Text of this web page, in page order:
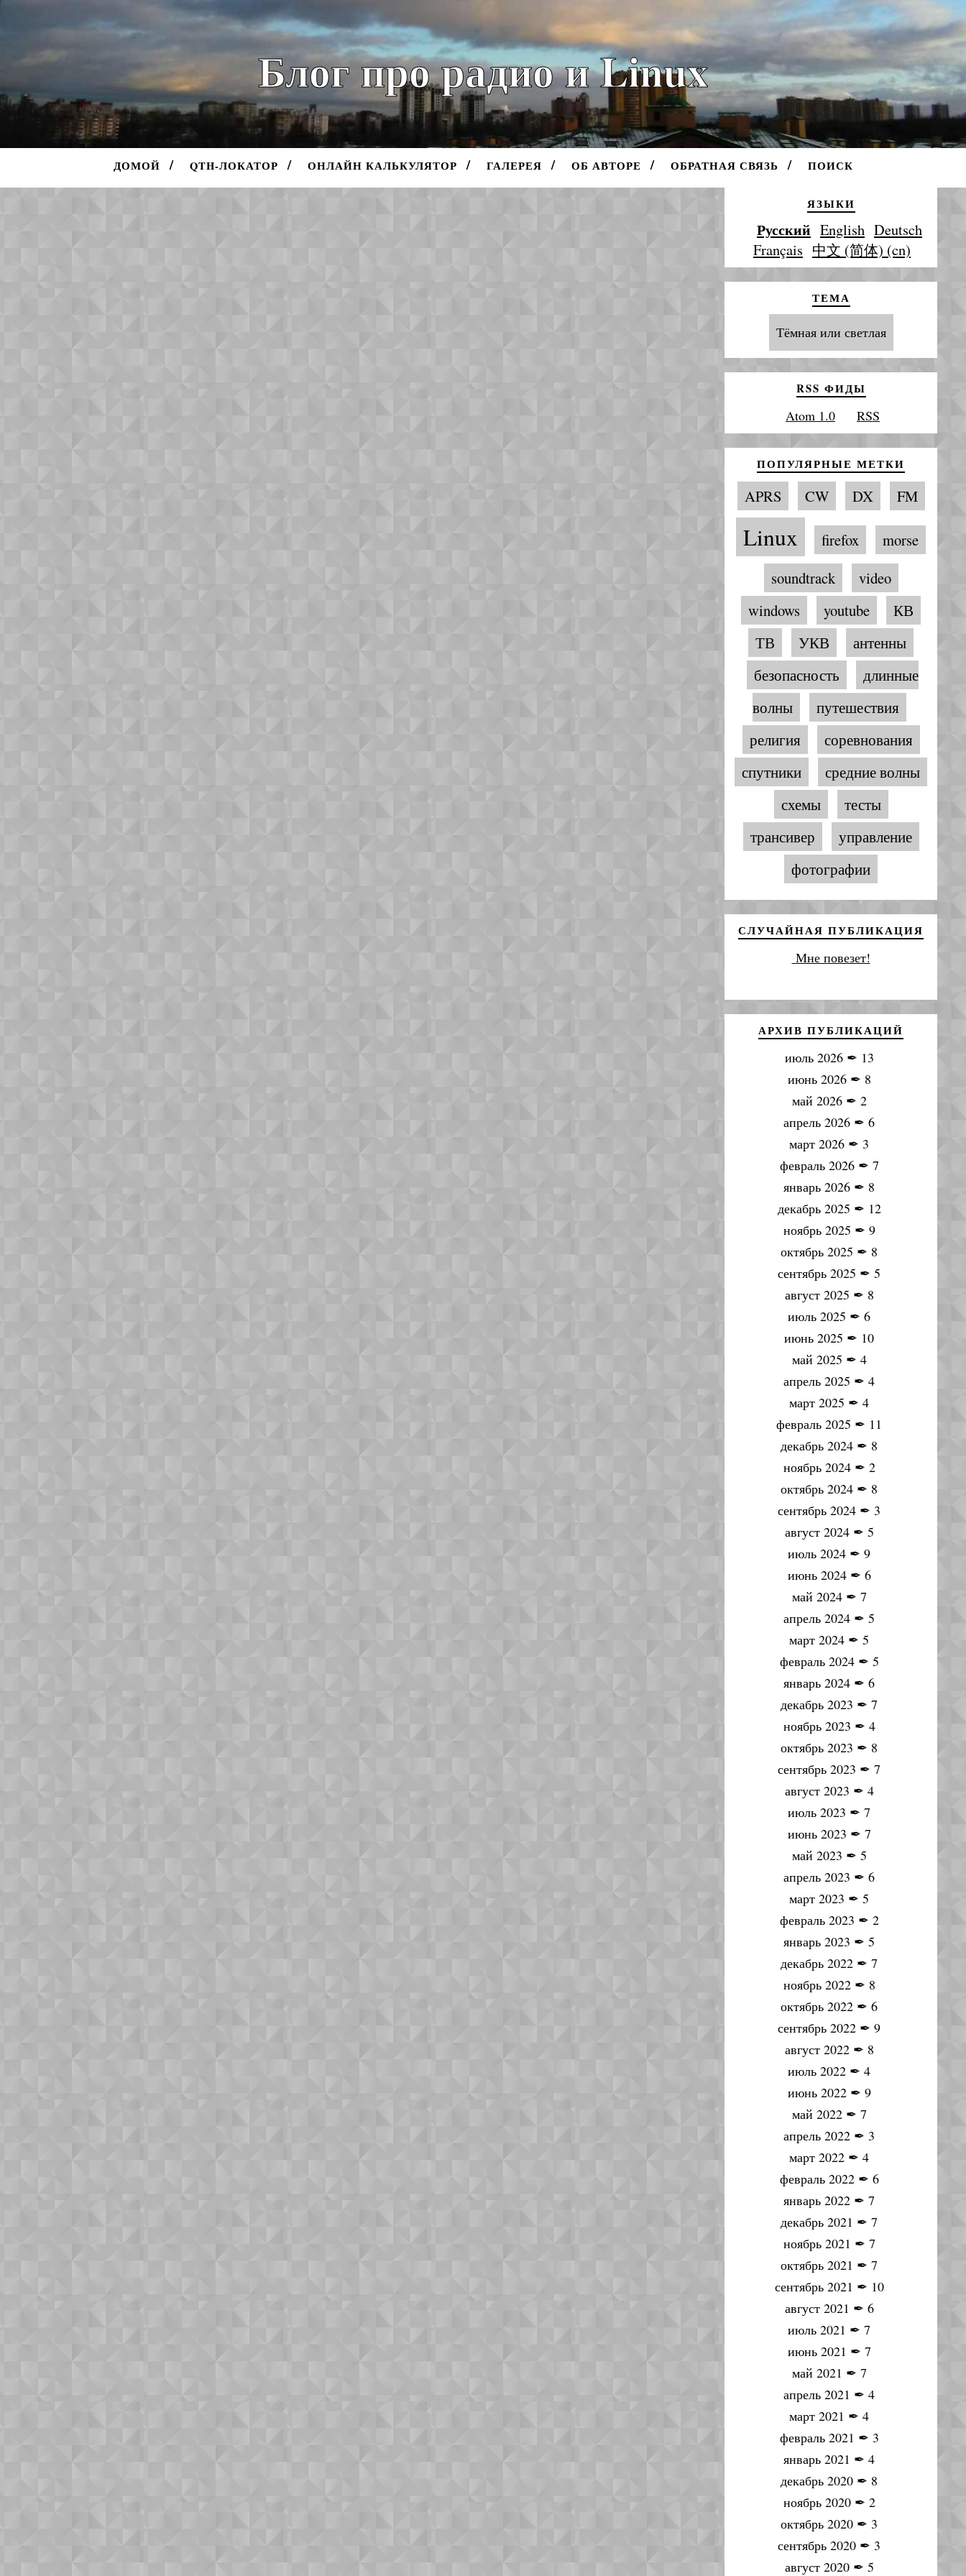
Блог про радио и Linux
ДОМОЙ QTH-ЛОКАТОР ОНЛАЙН КАЛЬКУЛЯТОР ГАЛЕРЕЯ ОБ АВТОРЕ ОБРАТНАЯ СВЯЗЬ ПОИСК
ЯЗЫКИ
Русский English Deutsch
Français 中文 (简体) (cn)
ТЕМА
Тёмная или светлая
RSS ФИДЫ
Atom 1.0 RSS
ПОПУЛЯРНЫЕ МЕТКИ
APRS CW DX FM
Linux firefox
morse
soundtrack
video
windows
youtube
КВ
ТВ
УКВ
антенны
безопасность
длинные
волны
путешествия
религия
соревнования
спутники
средние волны
схемы
тесты
трансивер
управление
фотографии
СЛУЧАЙНАЯ ПУБЛИКАЦИЯ
Мне повезет!
АРХИВ ПУБЛИКАЦИЙ
июль 2026✒ 13
июнь 2026✒ 8
май 2026✒ 2
апрель 2026 ✒ 6
март 2026 ✒ 3
февраль 2026✒ 7
январь 2026 ✒ 8
декабрь 2025 ✒ 12
ноябрь 2025 ✒ 9
октябрь 2025 ✒ 8
сентябрь 2025 ✒ 5
август 2025 ✒ 8
июль 2025 ✒ 6
июнь 2025 ✒ 10
май 2025 ✒ 4
апрель 2025 ✒ 4
март 2025 ✒ 4
февраль 2025 ✒ 11
декабрь 2024 ✒ 8
ноябрь 2024✒ 2
октябрь 2024 ✒ 8
сентябрь 2024 ✒ 3
август 2024✒ 5
июль 2024 ✒ 9
июнь 2024✒ 6
май 2024✒ 7
апрель 2024 ✒ 5
март 2024 ✒ 5
февраль 2024✒ 5
январь 2024 ✒ 6
декабрь 2023 ✒ 7
ноябрь 2023 ✒ 4
октябрь 2023 ✒ 8
сентябрь 2023 ✒ 7
август 2023 ✒ 4
июль 2023 ✒ 7
июнь 2023 ✒ 7
май 2023 ✒ 5
апрель 2023 ✒ 6
март 2023 ✒ 5
февраль 2023 ✒ 2
январь 2023 ✒ 5
декабрь 2022 ✒ 7
ноябрь 2022✒ 8
октябрь 2022 ✒ 6
сентябрь 2022 ✒ 9
август 2022✒ 8
июль 2022 ✒ 4
июнь 2022✒ 9
май 2022✒ 7
апрель 2022 ✒ 3
март 2022 ✒ 4
февраль 2022✒ 6
январь 2022 ✒ 7
декабрь 2021 ✒ 7
ноябрь 2021 ✒ 7
октябрь 2021 ✒ 7
сентябрь 2021 ✒ 10
август 2021 ✒ 6
июль 2021 ✒ 7
июнь 2021 ✒ 7
май 2021 ✒ 7
апрель 2021 ✒ 4
март 2021 ✒ 4
февраль 2021 ✒ 3
январь 2021 ✒ 4
декабрь 2020 ✒ 8
ноябрь 2020✒ 2
октябрь 2020 ✒ 3
сентябрь 2020 ✒ 3
август 2020✒ 5